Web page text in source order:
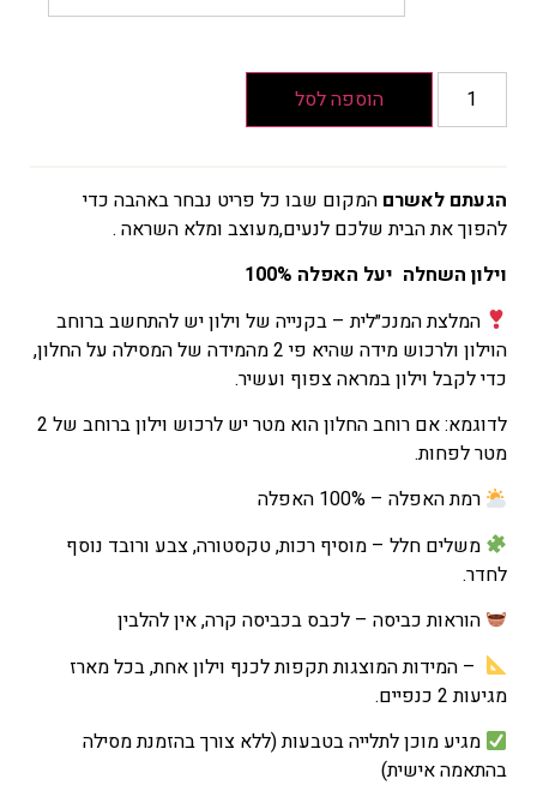
₪392
טווח
מחירים:
המחיר
הנוכחי
₪168
–
₪235
טווח
מחירים:
עד
הוספה לסל
הגעתם לאשרם המקום שבו כל פריט נבחר באהבה כדי
להפוך את הבית שלכם לנעים,מעוצב ומלא השראה .
וילון השחלה יעל האפלה 100%
המלצת המנכ״לית – בקנייה של וילון יש להתחשב ברוחב
הוילון ולרכוש מידה שהיא פי מהמידה שלהמסילה עלהחלון,
כדילקבל וילוןבמראהצפוף ועשיר.
לדוגמא: אם רוחב החלון הוא מטר יש לרכוש וילון ברוחב של 2
מטר לפחות.
רמת האפלה – 100% האפלה
משלים חלל – מוסיף רכות, טקסטורה, צבע ורובד נוסף
לחדר.
הוראות כביסה – לכבס בכביסה קרה, אין להלבין
– המידות המוצגות תקפות לכנף וילוןאחת, בכל מארז
מגיעות 2 כנפיים.
מגיע מוכן לתלייה בטבעות (ללא צורך בהזמנת מסילה
בהתאמה אישית)